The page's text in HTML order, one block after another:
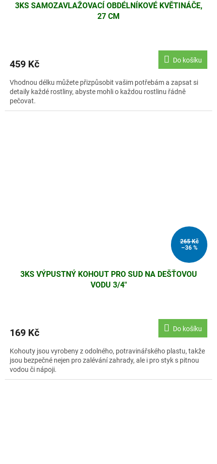
3KS SAMOZAVLAŽOVACÍ OBDÉLNÍKOVÉ KVĚTINÁČE,
27 CM
459 Kč Do košíku
Vhodnou délku můžete přizpůsobit vašim potřebám a zapsat si
detaily každé rostliny, abyste mohli o každou rostlinu řádně
pečovat.
265 Kč
–36 %
3KS VÝPUSTNÝ KOHOUT PRO SUD NA DEŠŤOVOU
VODU 3/4"
169 Kč Do košíku
Kohouty jsou vyrobeny z odolného, potravinářského plastu, takže
jsou bezpečné nejen pro zalévání zahrady, ale i pro styk s pitnou
vodou či nápoji.